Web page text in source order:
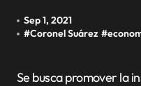
Sep 1, 2021
#Coronel Suárez #
Se busca promover la inserción laboral de jóvenes de